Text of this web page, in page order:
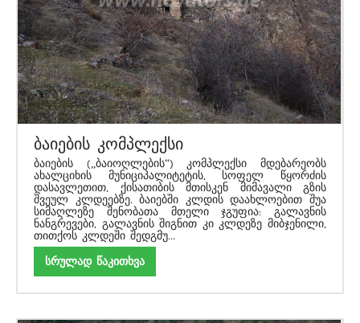
ბაიების კომპლექსი
ბაიების („ბაიოღლების“) კომპლექსი მდებარეობს
ახალციხის მუნიციპალიტეტის, სოფელ წყორძის
დასავლეთით, ქისათიბის მთისკენ მიმავალი გზის
შვეულ კლდეებზე. ბაიებში კლდის დაახლოებით შუა
სიმაღლეზე შენობათა მთელი ჯგუფია: გალავნის
ნანგრევები, გალავნის შიგნით კი კლდეზე მიბჯენილი,
თითქოს კლდეში შედგმუ...
სრულად წაკითხვა